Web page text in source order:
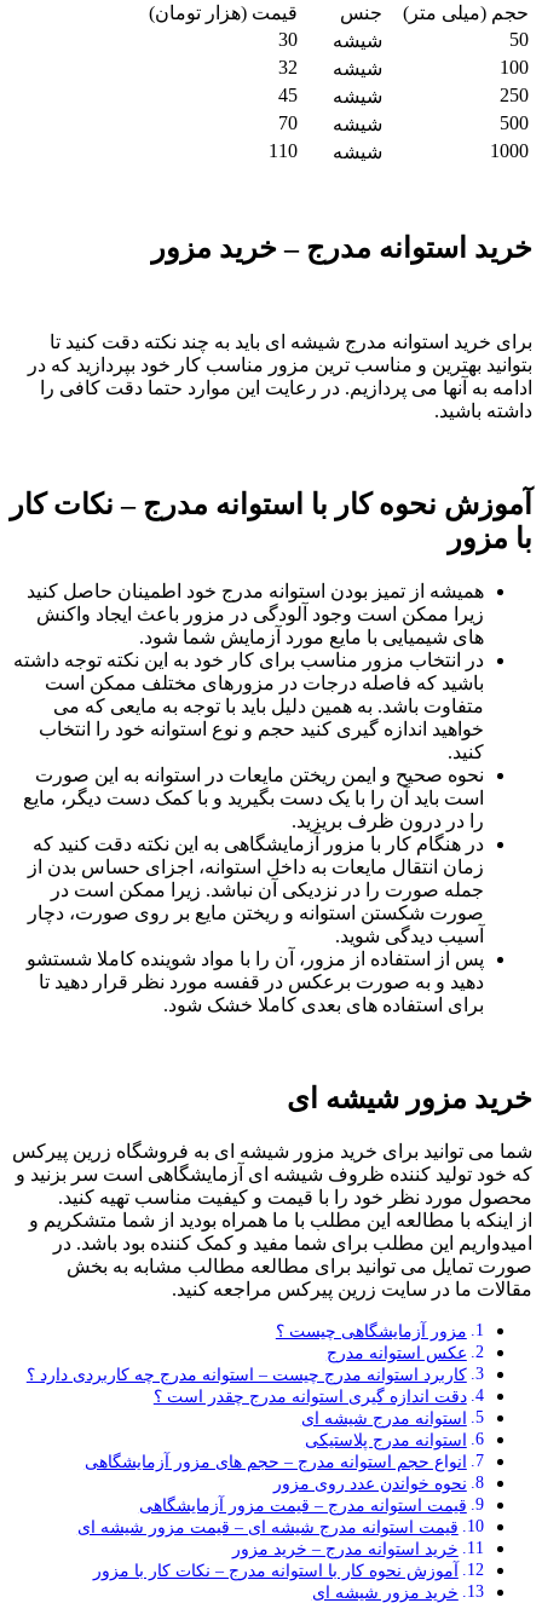
حجم (میلی متر) جنس
قیمت (هزار تومان)
50
شیشه
30
100
شیشه
32
250
شیشه
45
500
شیشه
70
1000
شیشه 110
خرید استوانه مدرج – خرید مزور
برای خرید استوانه مدرج شیشه ای باید به چند نکته دقت کنید تا
بتوانید بهترین و مناسب ترین مزور مناسب کار خود بپردازید که در
ادامه به آنها می پردازیم. در رعایت این موارد حتما دقت کافی را
داشته باشید.
آموزش نحوه کار با استوانه مدرج – نکات کار
با مزور
همیشه از تمیز بودن استوانه مدرج خود اطمینان حاصل کنید
زیرا ممکن است وجود آلودگی در مزور باعث ایجاد واکنش
های شیمیایی با مایع مورد آزمایش شما شود.
در انتخاب مزور مناسب برای کار خود به این نکته توجه داشته
باشید که فاصله درجات در مزورهای مختلف ممکن است
متفاوت باشد. به همین دلیل باید با توجه به مایعی که می
خواهید اندازه گیری کنید حجم و نوع استوانه خود را انتخاب
کنید.
نحوه صحیح و ایمن ریختن مایعات در استوانه به این صورت
است باید آن را با یک دست بگیرید و با کمک دست دیگر، مایع
را در درون ظرف بریزید.
در هنگام کار با مزور آزمایشگاهی به این نکته دقت کنید که
زمان انتقال مایعات به داخل استوانه، اجزای حساس بدن از
جمله صورت را در نزدیکی آن نباشد. زیرا ممکن است در
صورت شکستن استوانه و ریختن مایع بر روی صورت، دچار
آسیب دیدگی شوید.
پس از استفاده از مزور، آن را با مواد شوینده کاملا شستشو
دهید و به صورت برعکس در قفسه مورد نظر قرار دهید تا
برای استفاده های بعدی کاملا خشک شود.
خرید مزور شیشه ای
شما می توانید برای خرید مزور شیشه ای به فروشگاه زرین پیرکس
که خود تولید کننده ظروف شیشه ای آزمایشگاهی است سر بزنید و
محصول مورد نظر خود را با قیمت و کیفیت مناسب تهیه کنید.
از اینکه با مطالعه این مطلب با ما همراه بودید از شما متشکریم و
امیدواریم این مطلب برای شما مفید و کمک کننده بود باشد. در
صورت تمایل می توانید برای مطالعه مطالب مشابه به بخش
مقالات ما در سایت زرین پیرکس مراجعه کنید.
مزور آزمایشگاهی چیست ؟
عکس استوانه مدرج
کاربرد استوانه مدرج چیست – استوانه مدرج چه کاربردی دارد ؟
دقت اندازه گیری استوانه مدرج چقدر است ؟
استوانه مدرج شیشه ای
استوانه مدرج پلاستیکی
انواع حجم استوانه مدرج – حجم های مزور آزمایشگاهی
نحوه خواندن عدد روی مزور
قیمت استوانه مدرج – قیمت مزور آزمایشگاهی
قیمت استوانه مدرج شیشه ای – قیمت مزور شیشه ای
خرید استوانه مدرج – خرید مزور
آموزش نحوه کار با استوانه مدرج – نکات کار با مزور
خرید مزور شیشه ای